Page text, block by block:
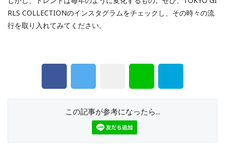
RLS COLLECTIONのインスタグラムをチェックし、その時々の流
行を取り入れてみてください。
この記事が参考になったら...